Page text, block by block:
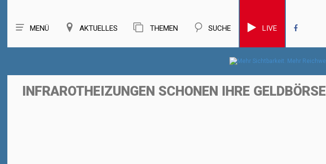
MENÜ AKTUELLES THEMEN SUCHE LIVE
INFRAROTHEIZUNGEN SCHONEN IHRE GELDBÖRSE